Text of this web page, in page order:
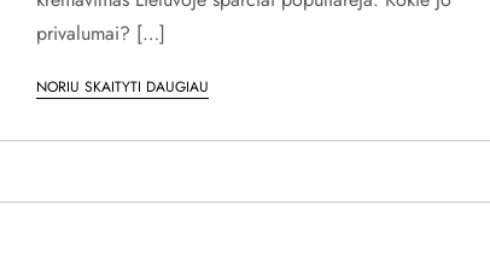
privalumai? […]
NORIU SKAITYTI DAUGIAU